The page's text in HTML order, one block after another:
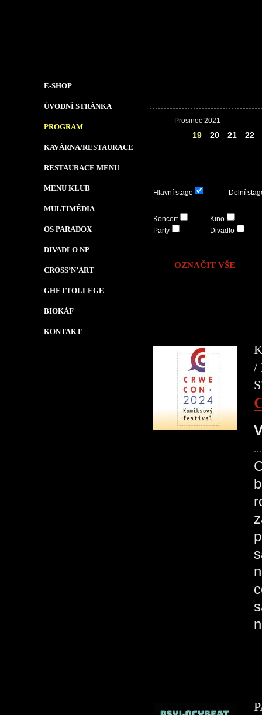
E-SHOP
ÚVODNÍ STRÁNKA
PROGRAM
KAVÁRNA/RESTAURACE
RESTAURACE MENU
MENU KLUB
MULTIMÉDIA
OS PARADOX
DIVADLO NP
CROSS’N’ART
GHETTOLLEGE
BIOKÁF
KONTAKT
Prosinec 2021
19 20 21 22
Hlavní stage Dolní
Koncert
Party
Kino
Divadlo
OZNAČIT VŠE
/